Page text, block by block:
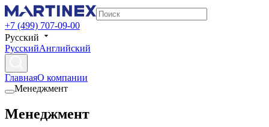
+7 (499) 707-09-00
Русский
РусскийАнглийский
ГлавнаяО компании
Менеджмент
Менеджмент